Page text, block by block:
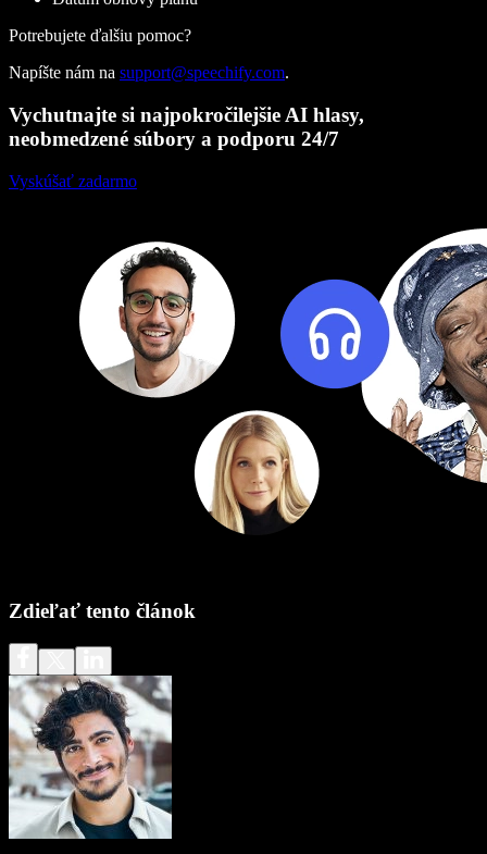
Potrebujete ďalšiu pomoc?
Napíšte nám na support@speechify.com.
Vychutnajte si najpokročilejšie AI hlasy,
neobmedzené súbory a podporu 24/7
Vyskúšať zadarmo
Zdieľať tento článok